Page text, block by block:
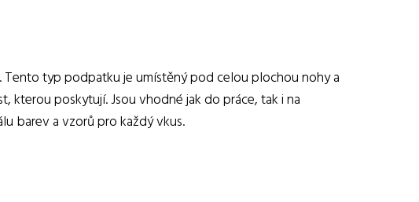
typ podpatku je umístěný pod celou plochou nohy a
poskytují. Jsou vhodné jak do práce, tak i na
barev a vzorů pro každý vkus.